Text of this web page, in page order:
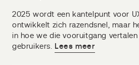
2025 wordt een kantelpunt voor
ontwikkelt zich razendsnel, maar
in hoe we die vooruitgang
gebruikers.
Lees meer